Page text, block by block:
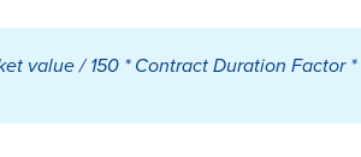
value / 150 * Contract Duration Factor *